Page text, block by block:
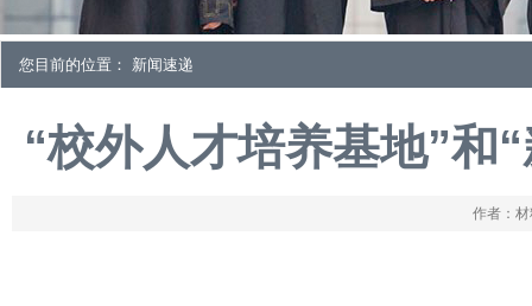
您目前的位置： 新闻速递
“校外人才培养基地”和
作者：